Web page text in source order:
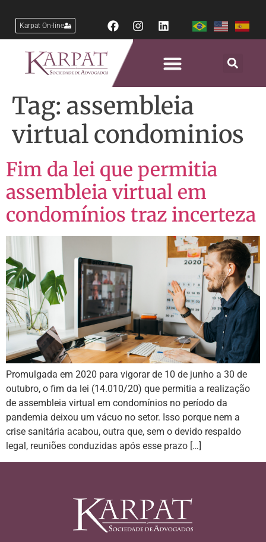
Karpat On-line
Tag: assembleia
virtual condominios
Fim da lei que permitia
assembleia virtual em
condomínios traz incerteza
Promulgada em 2020 para vigorar de 10 de junho a 30 de
outubro, o fim da lei (14.010/20) que permitia a realização
de assembleia virtual em condomínios no período da
pandemia deixou um vácuo no setor. Isso porque nem a
crise sanitária acabou, outra que, sem o devido respaldo
legal, reuniões conduzidas após esse prazo […]